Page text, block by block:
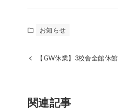
お知らせ
【GW休業】3校舎全館休館
関連記事